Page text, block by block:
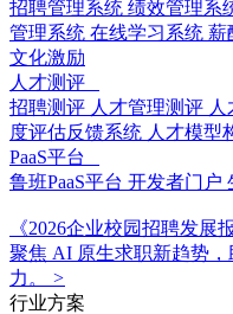
招聘管理系统 绩效管理系
管理系统 在线学习系统 薪
文化激励
人才测评
招聘测评 人才管理测评
度评估反馈系统 人才模型
PaaS平台
鲁班PaaS平台 开发者门户
《2026企业校园招聘发展
聚焦 AI 原生求职新趋势
力。
>
行业方案